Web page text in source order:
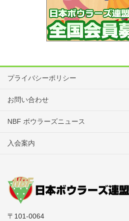
プライバシーポリシー
お問い合わせ
NBF ボウラーズニュース
入会案内
〒101-0064